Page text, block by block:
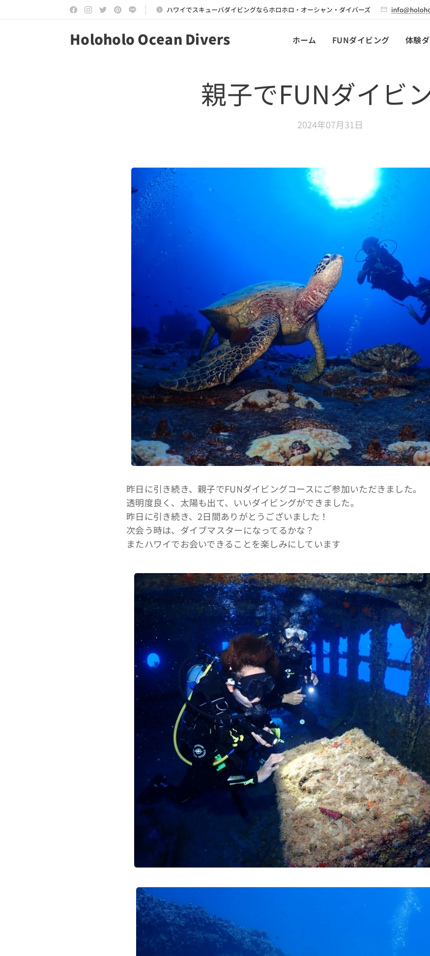
ハワイでスキューバダイビングならホロホロ・オーシャン・ダイバーズ
Holoholo Ocean Divers ホーム FUNダイビング 体験
親子でFUNダイビ
2024年07月31日
昨日に引き続き、親子でFUNダイビングコースにご参加いただきました。
透明度良く、太陽も出て、いいダイビングができました。
昨日に引き続き、2日間ありがとうございました！
次会う時は、ダイブマスターになってるかな？
またハワイでお会いできることを楽しみにしています🤙